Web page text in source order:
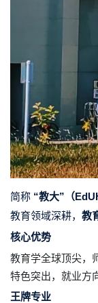
简称 “教大”（
教育领域深耕， 教
核心优势
教育学全球顶尖，
特色突出，就业方
王牌专业